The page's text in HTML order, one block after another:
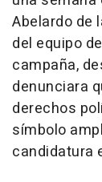
Abelardo de
del equipo
campaña,
denunciara
derechos
símbolo
candidatura